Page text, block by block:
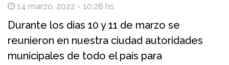
14 marzo, 2022 - 10:28 hs.
Durante los días 10 y 11 de marzo se
reunieron en nuestra ciudad autoridades
municipales de todo el país para